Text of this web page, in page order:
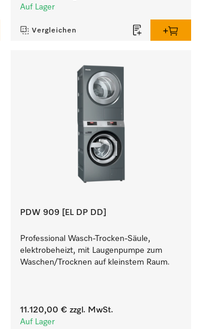
Auf Lager
Vergleichen
PDW 909 [EL DP DD]
Professional Wasch-Trocken-Säule,
elektrobeheizt, mit Laugenpumpe zum
Waschen/Trocknen auf kleinstem Raum.
11.120,00 € zzgl. MwSt.
Auf Lager